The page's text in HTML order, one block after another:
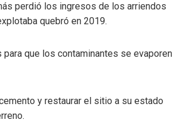
perdió los ingresos de los arriendos
quebró en 2019.
que los contaminantes se evaporen
y restaurar el sitio a su estado